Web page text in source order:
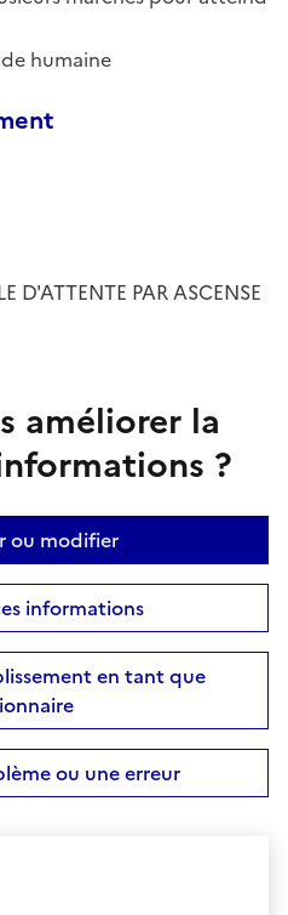
humaine
D'ATTENTE PAR ASCENSE
améliorer la
?
ou modifier
informations
en tant que
ou une erreur